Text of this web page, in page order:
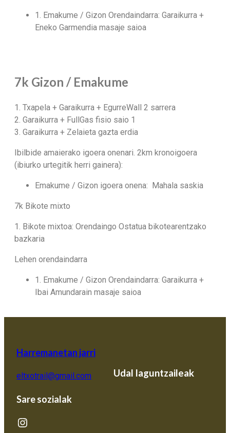
1. Emakume / Gizon Orendaindarra: Garaikurra +
Eneko Garmendia masaje saioa
7k Gizon / Emakume
1. Txapela + Garaikurra + EgurreWall 2 sarrera
2. Garaikurra + FullGas fisio saio 1
3. Garaikurra + Zelaieta gazta erdia
Ibilbide amaierako igoera onenari. 2km kronoigoera
(ibiurko urtegitik herri gainera):
Emakume / Gizon igoera onena: Mahala saskia
7k Bikote mixto
1. Bikote mixtoa: Orendaingo Ostatua bikotearentzako
bazkaria
Lehen orendaindarra
1. Emakume / Gizon Orendaindarra: Garaikurra +
Ibai Amundarain masaje saioa
Harremanetan jarri
eltxotrail@gmail.com
Sare sozialak
Udal laguntzaileak